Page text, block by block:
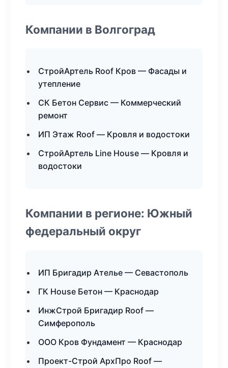
Компании в Волгоград
СтройАртель Roof Кров — Фасады и
утепление
СК Бетон Сервис — Коммерческий
ремонт
ИП Этаж Roof — Кровля и водостоки
СтройАртель Line House — Кровля и
водостоки
Компании в регионе: Южный
федеральный округ
ИП Бригадир Ателье — Севастополь
ГК House Бетон — Краснодар
ИнжСтрой Бригадир Roof —
Симферополь
ООО Кров Фундамент — Краснодар
Проект-Строй АрхПро Roof —